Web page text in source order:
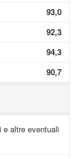
93,0
92,3
94,3
90,7
altre eventuali